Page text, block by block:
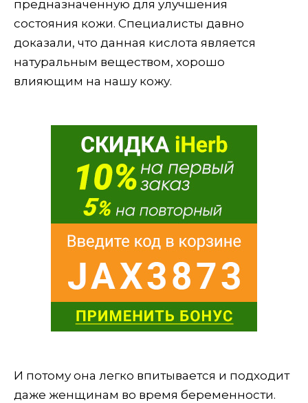
предназначенную для улучшения
состояния кожи. Специалисты давно
доказали, что данная кислота является
натуральным веществом, хорошо
влияющим на нашу кожу.
И потому она легко впитывается и подходит
даже женщинам во время беременности.